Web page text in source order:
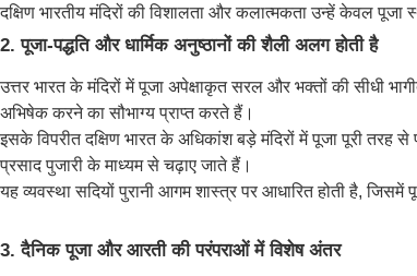
दक्षिण भारतीय मंदिरों की विशालता और कलात्मकता उन्हें केवल पूजा
2. पूजा-पद्धति और धार्मिक अनुष्ठानों की शैली अलग होती है
उत्तर भारत के मंदिरों में पूजा अपेक्षाकृत सरल और भक्तों की सीधी
अभिषेक करने का सौभाग्य प्राप्त करते हैं।
इसके विपरीत दक्षिण भारत के अधिकांश बड़े मंदिरों में पूजा पूरी तरह से
प्रसाद पुजारी के माध्यम से चढ़ाए जाते हैं।
यह व्यवस्था सदियों पुरानी आगम शास्त्र पर आधारित होती है, जिसमें
3. दैनिक पूजा और आरती की परंपराओं में विशेष अंतर